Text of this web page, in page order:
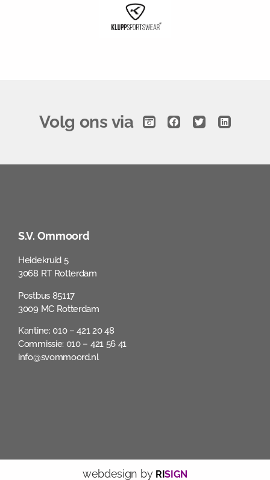
Volg ons via
S.V. Ommoord
Heidekruid 5
3068 RT Rotterdam
Postbus 85117
3009 MC Rotterdam
Kantine: 010 – 421 20 48
Commissie: 010 – 421 56 41
info@svommoord.nl
webdesign by RISIGN